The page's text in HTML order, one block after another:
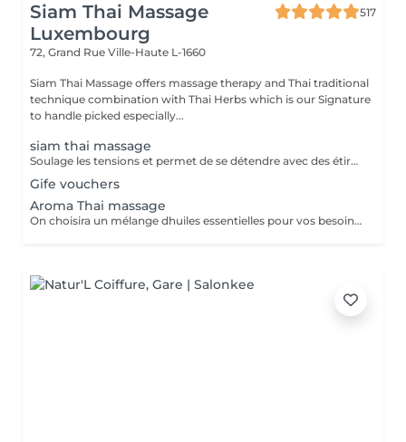
Siam Thai Massage
Luxembourg
517
72, Grand Rue Ville-Haute L-1660
Siam Thai Massage offers massage therapy and Thai traditional
technique combination with Thai Herbs which is our Signature
to handle picked especially...
siam thai massage
Soulage les tensions et permet de se détendre avec des étirements délicats de votre corps pour améliorer la mobilité et la flexibilité, suivie par les techniques de massage thaï par des pressions, sans utilisation dhuile.
Gife vouchers
Aroma Thai massage
On choisira un mélange dhuiles essentielles pour vos besoins physiques. Un massage thérapeutique à laide dune technique spéciale pour vider les poches de liquide lymphatique et de rétention deau. Ce traitement est conçu pour aider à stimuler la circulation et daccroître la capacité du corps à éliminer les toxines et à absorber les éléments nutritifs. Vos huiles essentielles préférées peuvent être sélectionnées à votre arrivée.